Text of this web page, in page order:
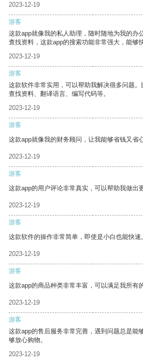
2023-12-19
游客
这款app就像我的私人助理，随时随地为我的办
查找资料，这款app的搜索功能非常强大，能够
2023-12-19
游客
这款软件非常实用，可以帮助我解决很多问题
查找资料、翻译语言、编写代码等。
2023-12-19
游客
这款app就像我的财务顾问，让我能够省钱又省心
2023-12-19
游客
这款app的用户评论非常真实，可以帮助我做出
2023-12-19
游客
这款软件的操作非常简单，即使是小白也能快速
2023-12-19
游客
这款app的商品种类非常丰富，可以满足我所有
2023-12-19
游客
这款app的售后服务非常完善，遇到问题总是能
够放心购物。
2023-12-19